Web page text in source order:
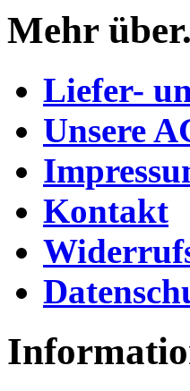
Mehr
Liefer-
Unsere
Kontakt